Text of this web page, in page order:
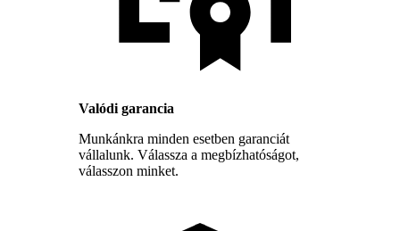
Valódi garancia
Munkánkra minden esetben garanciát
vállalunk. Válassza a megbízhatóságot,
válasszon minket.